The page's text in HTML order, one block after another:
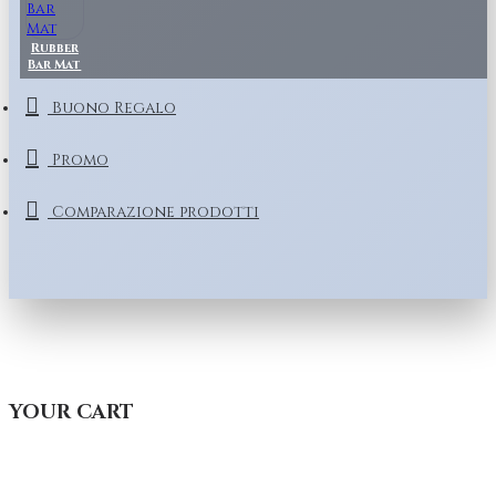
Rubber
Bar Mat
Buono Regalo
Promo
Comparazione prodotti
YOUR CART